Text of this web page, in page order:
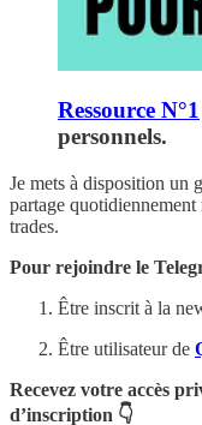
Ressource N°1
personnels.
Je mets à disposition un
partage quotidiennement
trades.
Pour rejoindre le
Être inscrit à la
Être utilisateur de
Recevez votre accès
d’inscription 👇